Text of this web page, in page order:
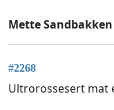
Mette Sandbakken
#2268
Ultrorossesert mat